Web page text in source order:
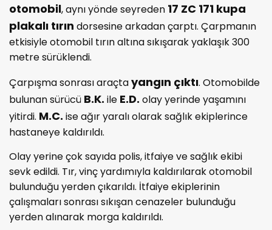
otomobil, aynı yönde seyreden 17 ZC 171 kupa
plakalı tırın dorsesine arkadan çarptı. Çarpmanın
etkisiyle otomobil tırın altına sıkışarak yaklaşık 300
metre sürüklendi.
Çarpışma sonrası araçtayangın çıktı. Otomobilde
bulunan sürücü B.K. ile E.D. olay yerinde yaşamını
yitirdi. M.C. ise ağır yaralı olarak sağlık ekiplerince
hastaneye kaldırıldı.
Olay yerine çok sayıda polis, itfaiye ve sağlık ekibi
sevk edildi. Tır, vinç yardımıyla kaldırılarak otomobil
bulunduğu yerden çıkarıldı. İtfaiye ekiplerinin
çalışmaları sonrası sıkışan cenazeler bulunduğu
yerden alınarak morga kaldırıldı.